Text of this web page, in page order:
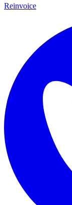
Reinvoice